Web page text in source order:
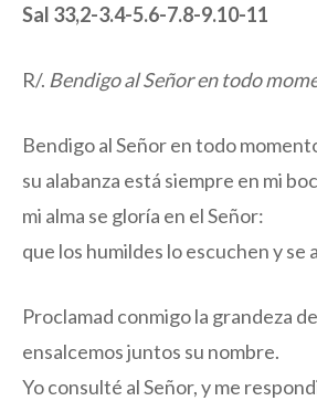
Sal 33,2-3.4-5.6-7.8-9.10-11
R/. Bendigo al Señor en todo
Bendigo al Señor en todo
su alabanza está siempre en mi
mi alma se gloría en el Señor:
que los humildes lo escuchen y se
Proclamad conmigo la grandeza
ensalcemos juntos su nombre.
Yo consulté al Señor, y me